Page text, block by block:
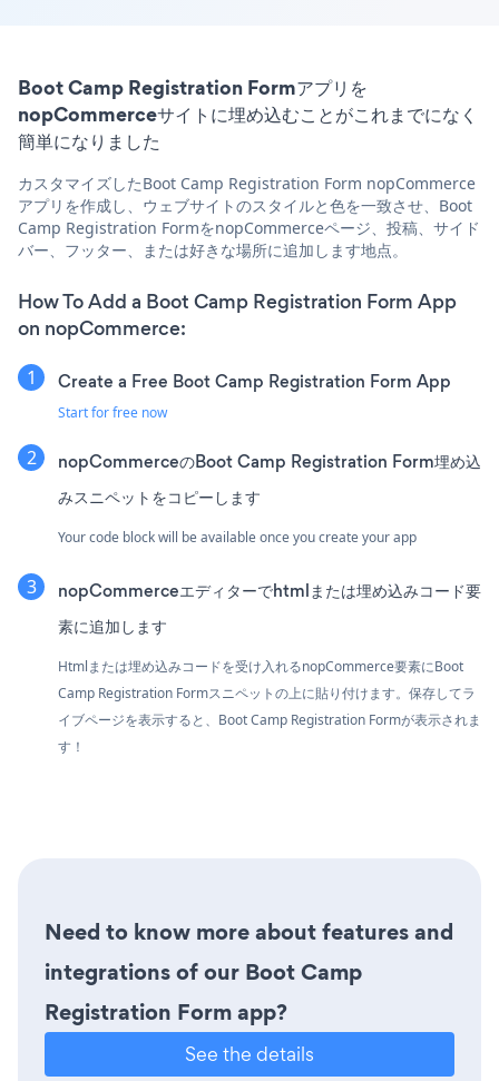
Boot Camp Registration Formアプリを
nopCommerceサイトに埋め込むことがこれまでになく
簡単になりました
カスタマイズしたBoot Camp Registration Form nopCommerce
アプリを作成し、ウェブサイトのスタイルと色を一致させ、Boot
Camp Registration FormをnopCommerceページ、投稿、サイド
バー、フッター、または好きな場所に追加します地点。
How To Add a Boot Camp Registration Form App
on nopCommerce:
Create a Free Boot Camp Registration Form App
Start for free now
nopCommerceのBoot Camp Registration Form埋め込
みスニペットをコピーします
Your code block will be available once you create your app
nopCommerceエディターでhtmlまたは埋め込みコード要
素に追加します
Htmlまたは埋め込みコードを受け入れるnopCommerce要素にBoot
Camp Registration Formスニペットの上に貼り付けます。保存してラ
イブページを表示すると、Boot Camp Registration Formが表示されま
す！
Need to know more about features and
integrations of our Boot Camp
Registration Form app?
See the details